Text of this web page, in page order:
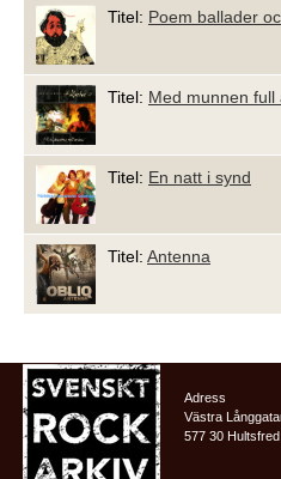
Titel: Poem ballader
Titel: Med munnen full
Titel: En natt i synd
Titel: Antenna
Adress
Västra
577 30 Hultsfred